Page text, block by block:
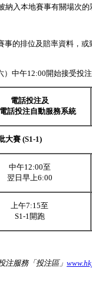
納入本地賽事有關場次的
的排位及賠率資料，
）中午12:00開始接受投
電話投注及
電話投注自動服務系統
大賽 (S1-1)
中午12:00至
翌日早上6:00
上午7:15至
S1-1開跑
注服務「投注區」